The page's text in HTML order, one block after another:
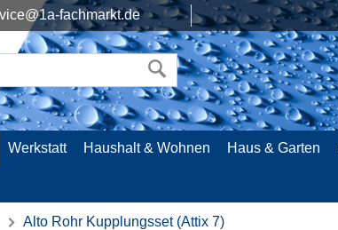
fachmarkt.de
Werkstatt Haushalt & Wohnen Haus & Garten
Alto Rohr Kupplungsset (Attix 7)